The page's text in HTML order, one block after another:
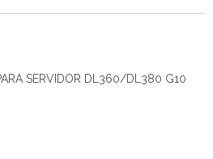
SERVIDOR DL360/DL380 G10